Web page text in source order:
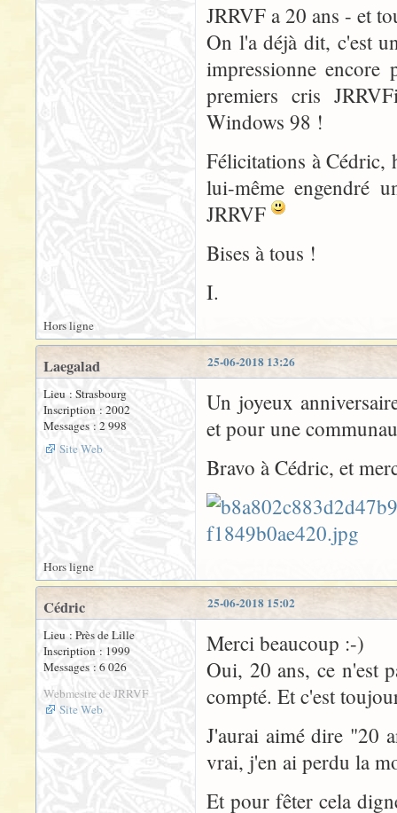
JRRVF a 20 ans - et
On l'a déjà dit, c'est
impressionne
premiers cris
Windows 98 !
Félicitations à Cédric,
lui-même engendré
JRRVF
Bises à tous !
I.
Hors ligne
25-06-2018 13:26
Laegalad
Lieu : Strasbourg
Inscription : 2002
Messages : 2 998
Site Web
Un joyeux
et pour une
Bravo à Cédric, et
Hors ligne
25-06-2018 15:02
Cédric
Lieu : Près de Lille
Inscription : 1999
Messages : 6 026
Webmestre de JRRVF
Site Web
Merci beaucoup :-)
Oui, 20 ans, ce n'est
compté. Et c'est
J'aurai aimé dire "20
vrai, j'en ai perdu la
Et pour fêter cela